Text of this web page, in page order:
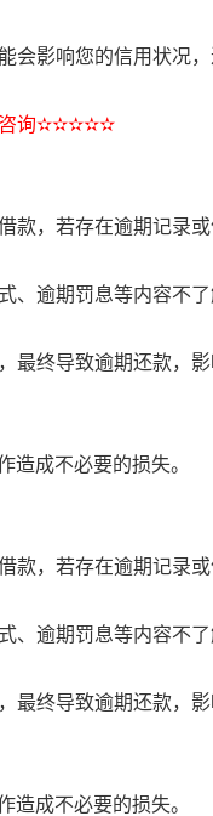
会影响您的信用状况
咨询✫✫✫✫✫
，若存在逾期记录或
、逾期罚息等内容不
最终导致逾期还款，
造成不必要的损失。
，若存在逾期记录或
、逾期罚息等内容不
最终导致逾期还款，
造成不必要的损失。